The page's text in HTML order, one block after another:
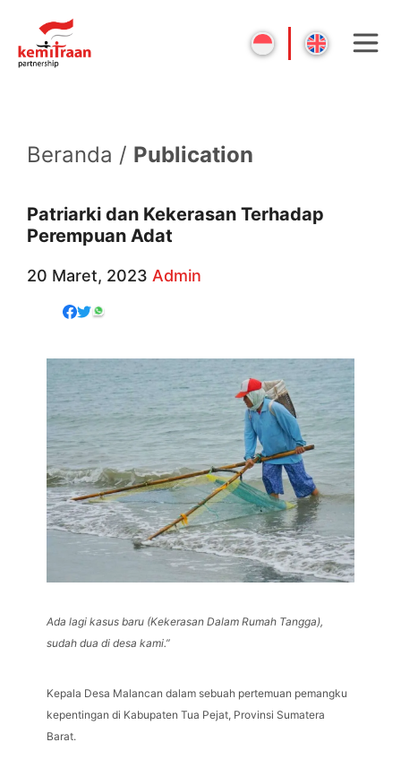
Beranda / Publication
Patriarki dan Kekerasan Terhadap
Perempuan Adat
20 Maret, 2023 Admin
Ada lagi kasus baru (Kekerasan Dalam Rumah Tangga),
sudah dua di desa kami.”
Kepala Desa Malancan dalam sebuah pertemuan pemangku
kepentingan di Kabupaten Tua Pejat, Provinsi Sumatera
Barat.